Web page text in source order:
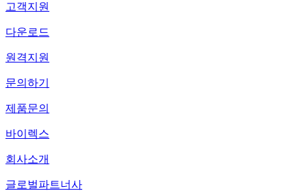
고객지원
다운로드
원격지원
문의하기
제품문의
바이렉스
회사소개
글로벌파트너사